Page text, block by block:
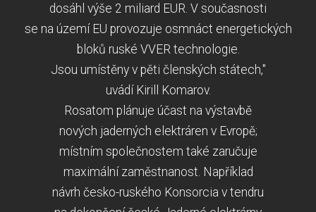
dosáhl výše 2 miliard EUR. V současnosti
se na území EU provozuje osmnáct energetických
bloků ruské VVER technologie.
Jsou umístěny v pěti členských státech,"
uvádí Kirill Komarov.
Rosatom plánuje účast na výstavbě
nových jaderných elektráren v Evropě;
místním společnostem také zaručuje
maximální zaměstnanost. Například
návrh česko-ruského Konsorcia v tendru